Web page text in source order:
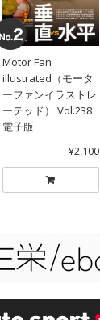
Motor Fan
illustrated（モータ
ーファンイラストレ
ーテッド） Vol.238
電子版
¥2,100